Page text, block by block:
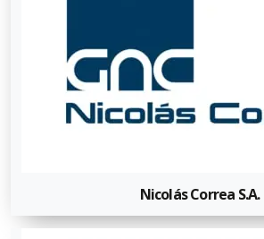
Nicolás Correa S.A.